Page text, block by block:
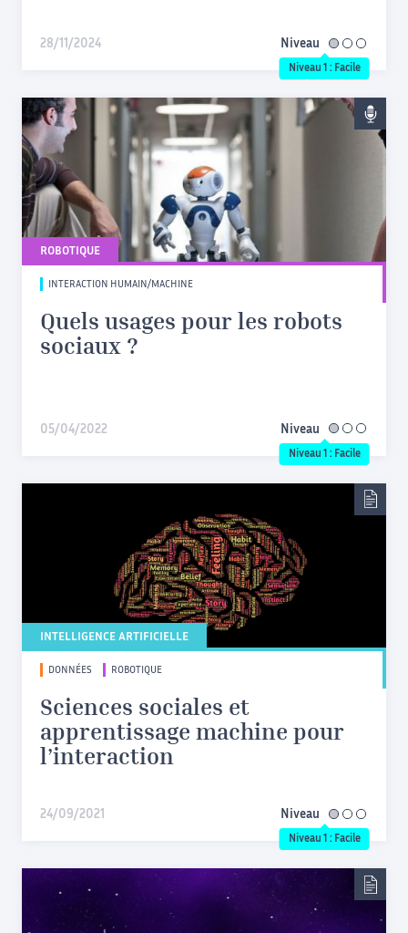
28/11/2024 Niveau facile
Niveau 1 : Facile
ROBOTIQUE
INTERACTION HUMAIN/MACHINE
Quels usages pour les robots
sociaux ?
05/04/2022 Niveau facile
Niveau 1 : Facile
INTELLIGENCE ARTIFICIELLE
DONNÉES ROBOTIQUE
Sciences sociales et
apprentissage machine pour
l’interaction
24/09/2021 Niveau facile
Niveau 1 : Facile